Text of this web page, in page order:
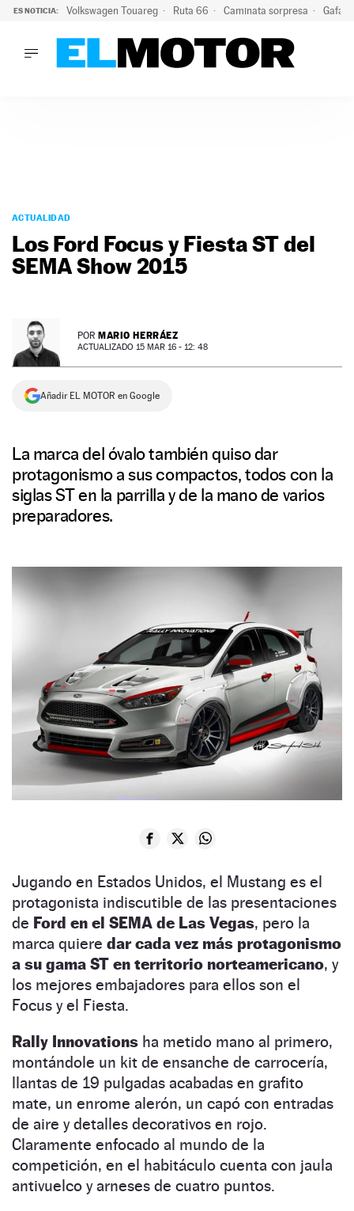
ES NOTICIA: Volkswagen Touareg Ruta 66 Caminata sorpresa Gafas
PODCAST
MOTOS
TECNOLOGÍA
PREMIOS
SERVICIOS
ACTUALIDAD
Los Ford Focus y Fiesta ST del
SEMA Show 2015
POR MARIO HERRÁEZ
ACTUALIZADO 15 MAR 16 - 12: 48
Añadir EL MOTOR en Google
La marca del óvalo también quiso dar
protagonismo a sus compactos, todos con la
siglas ST en la parrilla y de la mano de varios
preparadores.
Jugando en Estados Unidos, el Mustang es el
protagonista indiscutible de las presentaciones
de Ford en el SEMA de Las Vegas, pero la
marca quiere dar cada vez más protagonismo
a su gama ST en territorio norteamericano, y
los mejores embajadores para ellos son el
Focus y el Fiesta.
Rally Innovations ha metido mano al primero,
montándole un kit de ensanche de carrocería,
llantas de 19 pulgadas acabadas en grafito
mate, un enrome alerón, un capó con entradas
de aire y detalles decorativos en rojo.
Claramente enfocado al mundo de la
competición, en el habitáculo cuenta con jaula
antivuelco y arneses de cuatro puntos.